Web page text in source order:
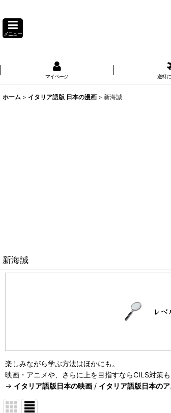
メニュー
マイページ 送料
ホーム > イタリア語版 日本の漫画 > 新海誠
新海誠
楽しみながら学ぶ方法はほかにも。
映画・アニメや、さらに上を目指すならCILS対策も
→ イタリア語版日本の映画 / イタリア語版日本のア